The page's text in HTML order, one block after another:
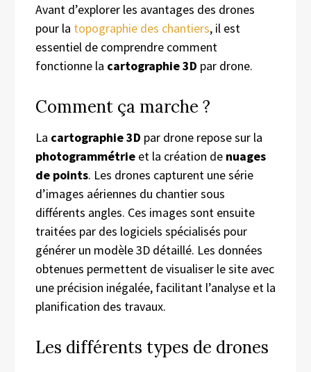
Avant d’explorer les avantages des drones
pour la topographie des chantiers, il est
essentiel de comprendre comment
fonctionne la cartographie 3D par drone.
Comment ça marche ?
La cartographie 3D par drone repose sur la
photogrammétrie et la création de nuages
de points. Les drones capturent une série
d’images aériennes du chantier sous
différents angles. Ces images sont ensuite
traitées par des logiciels spécialisés pour
générer un modèle 3D détaillé. Les données
obtenues permettent de visualiser le site avec
une précision inégalée, facilitant l’analyse et la
planification des travaux.
Les différents types de drones